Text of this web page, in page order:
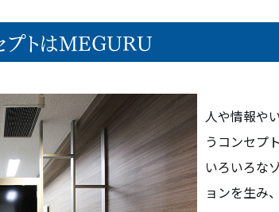
ノベーション
プトはMEGURU
人や情報や
うコンセプ
いろいろな
ョンを生み、